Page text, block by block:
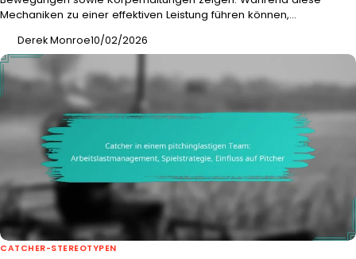
Mechaniken zu einer effektiven Leistung führen können,…
Derek Monroe10/02/2026
CATCHER-STEREOTYPEN